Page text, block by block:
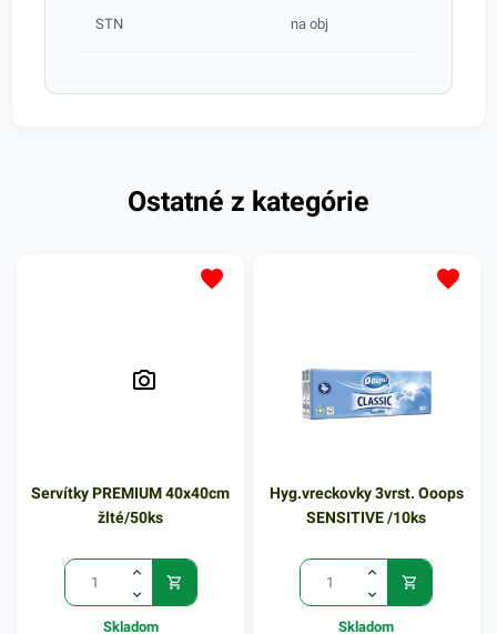
STN na obj
Ostatné z kategórie
Servítky PREMIUM 40x40cm
žlté/50ks
Skladom
Hyg.vreckovky 3vrst. Ooops
SENSITIVE /10ks
Skladom